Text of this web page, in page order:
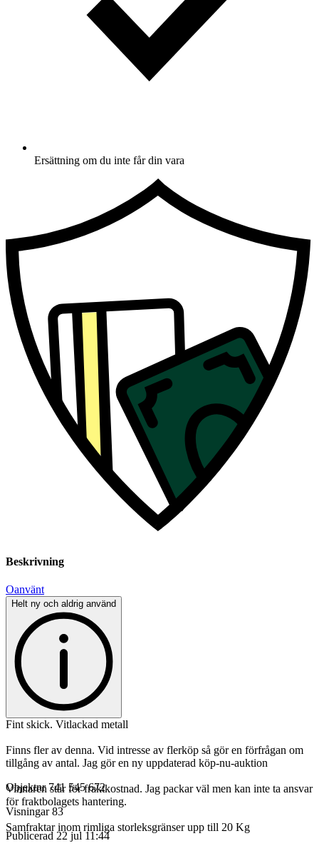
Ersättning om du inte får din vara
Beskrivning
Oanvänt
Helt ny och aldrig använd
Fint skick. Vitlackad metall
Finns fler av denna. Vid intresse av flerköp så gör en förfrågan om
tillgång av antal. Jag gör en ny uppdaterad köp-nu-auktion
Vinnaren står för fraktkostnad. Jag packar väl men kan inte ta ansvar
för fraktbolagets hantering.
Samfraktar inom rimliga storleksgränser upp till 20 Kg
Objektnr 741 545 672
Visningar 83
Publicerad 22 jul 11:44